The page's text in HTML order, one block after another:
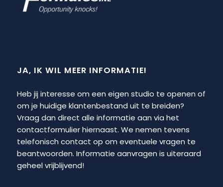
JA, IK WIL MEER INFORMATIE!
Heb jij interesse om een eigen studio te openen of
om je huidige klantenbestand uit te breiden?
Vraag dan direct alle informatie aan via het
contactformulier hiernaast. We nemen tevens
telefonisch contact op om eventuele vragen te
beantwoorden. Informatie aanvragen is uiteraard
geheel vrijblijvend!